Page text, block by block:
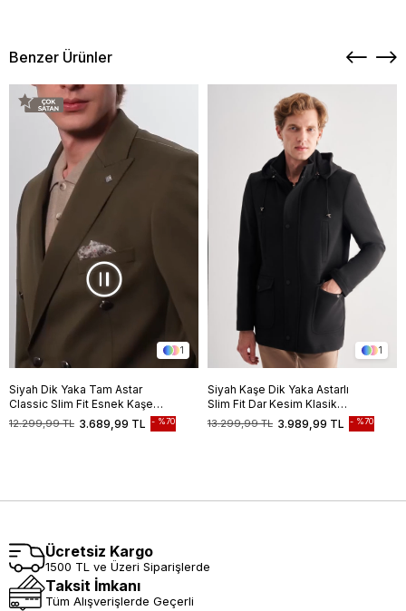
Benzer Ürünler
1
Siyah Dik Yaka Tam Astar
Classic Slim Fit Esnek Kaşe
Kaban 10082551503.689,99 TL
12.299,99 TL %70
1
Siyah Kaşe Dik Yaka Astarlı
Slim Fit Dar Kesim Klasik
Kaban
3.989,99 TL
13.299,99 TL %70
Ücretsiz Kargo
1500 TL ve Üzeri Siparişlerde
Taksit İmkanı
Tüm Alışverişlerde Geçerli